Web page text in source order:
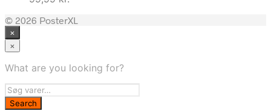
© 2026 PosterXL
×
×
What are you looking for?